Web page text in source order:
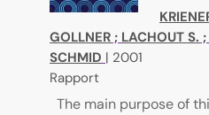
GOLLNER ; LACHOUT S. ;
SCHMID | 2001
Rapport
The main purpose of